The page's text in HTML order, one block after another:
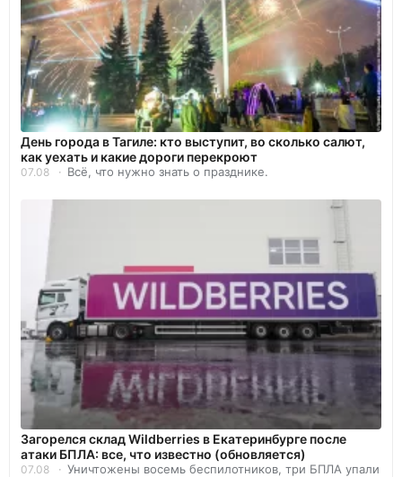
День города в Тагиле: кто выступит, во сколько салют,
как уехать и какие дороги перекроют
07.08 Всё, что нужно знать о празднике.
Загорелся склад Wildberries в Екатеринбурге после
атаки БПЛА: все, что известно (обновляется)
07.08 Уничтожены восемь беспилотников, три БПЛА упали